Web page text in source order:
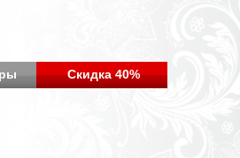
Скидка 40%